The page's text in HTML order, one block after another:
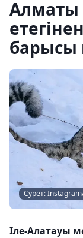
Алматы
барысы
Сурет:
Іле-Алатауы